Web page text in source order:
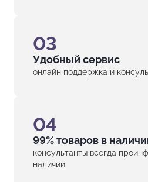
03
Удобный сервис
онлайн поддержка и
04
99% товаров в
консультанты всегда
наличии